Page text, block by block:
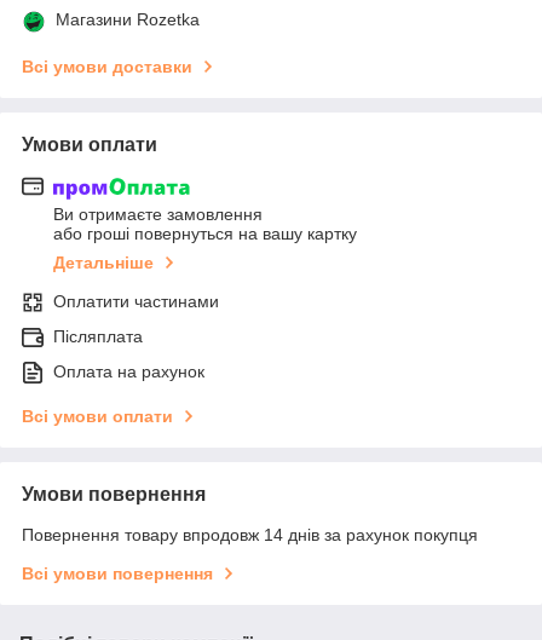
Магазини Rozetka
Всі умови доставки
Умови оплати
Ви отримаєте замовлення
або гроші повернуться на вашу картку
Детальніше
Оплатити частинами
Післяплата
Оплата на рахунок
Всі умови оплати
Умови повернення
Повернення товару впродовж 14 днів за рахунок покупця
Всі умови повернення